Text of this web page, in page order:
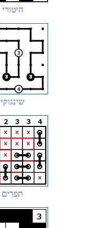
היטורי
שינגוקי
תפרים